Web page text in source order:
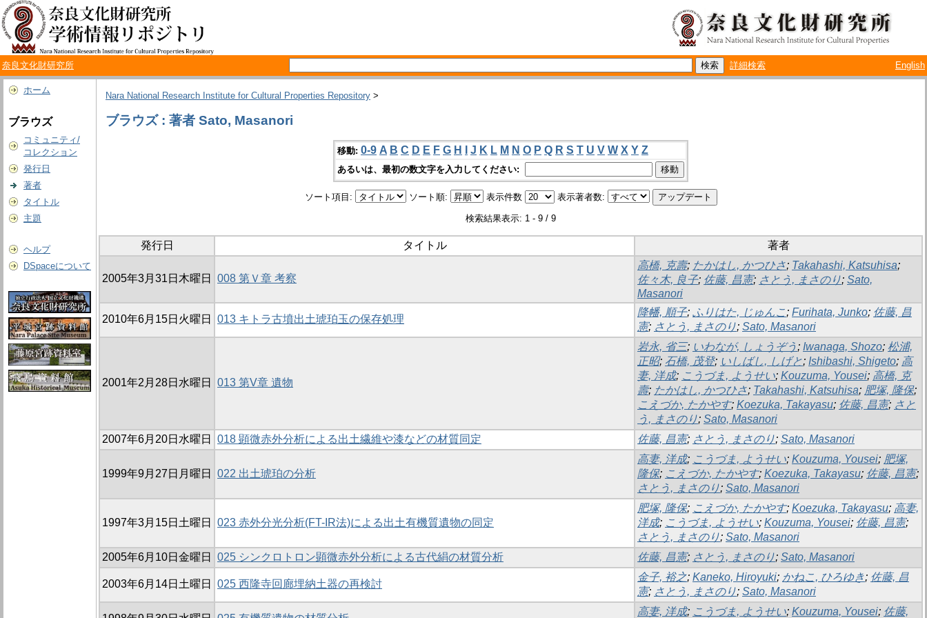
奈良文化財研究所 詳細検索 English
ホーム
ブラウズ
コミュニティ/
コレクション
発行日
著者
タイトル
主題
ヘルプ
DSpaceについて
Nara National Research Institute for Cultural Properties Repository >
ブラウズ : 著者 Sato, Masanori
移動: 0-9 A B C D E F G H J K L M N O P Q R S T U V W X Y Z
あるいは、最初の数文字を入力してください:
ソート項目: ソート順: 表示件数 表示著者数:
検索結果表示: 1 - 9 / 9
発行日 タイトル 著者
2005年3月31日木曜日 008 第Ｖ章 考察
高橋, 克壽; たかはし, かつひさ; Takahashi, Katsuhisa;
佐々木, 良子; 佐藤, 昌憲; さとう, まさのり; Sato,
Masanori
2010年6月15日火曜日 013 キトラ古墳出土琥珀玉の保存処理
降幡, 順子; ふりはた, じゅんこ; Furihata, Junko; 佐藤, 昌
憲; さとう, まさのり; Sato, Masanori
2001年2月28日水曜日 013 第V章 遺物
岩永, 省三; いわなが, しょうぞう ; Iwanaga, Shozo; 松浦,
正昭; 石橋, 茂登; いしばし, しげと; Ishibashi, Shigeto; 高
妻, 洋成; こうづま, ようせい; Kouzuma, Yousei; 高橋, 克
壽; たかはし, かつひさ; Takahashi, Katsuhisa; 肥塚, 隆保;
こえづか, たかやす; Koezuka, Takayasu; 佐藤, 昌憲; さと
う, まさのり; Sato, Masanori
2007年6月20日水曜日
018 顕微赤外分析による出土繊維や漆などの材質同定 佐藤, 昌憲; さとう, まさのり; Sato, Masanori
1999年9月27日月曜日 022 出土琥珀の分析
高妻, 洋成; こうづま, ようせい; Kouzuma, Yousei; 肥塚,
隆保; こえづか, たかやす; Koezuka, Takayasu; 佐藤, 昌憲;
さとう, まさのり; Sato, Masanori
1997年3月15日土曜日 023 赤外分光分析(FT-IR法)による出土有機質遺物の同定
肥塚, 隆保; こえづか, たかやす; Koezuka, Takayasu; 高妻,
洋成; こうづま, ようせい; Kouzuma, Yousei; 佐藤, 昌憲;
さとう, まさのり; Sato, Masanori
2005年6月10日金曜日
025 シンクロトロン顕微赤外分析による古代絹の材質分析 佐藤, 昌憲; さとう, まさのり; Sato, Masanori
2003年6月14日土曜日 025 西隆寺回廊埋納土器の再検討
金子, 裕之; Kaneko, Hiroyuki; かねこ, ひろゆき; 佐藤, 昌
憲; さとう, まさのり; Sato, Masanori
高妻, 洋成; こうづま, ようせい; Kouzuma, Yousei; 佐藤,